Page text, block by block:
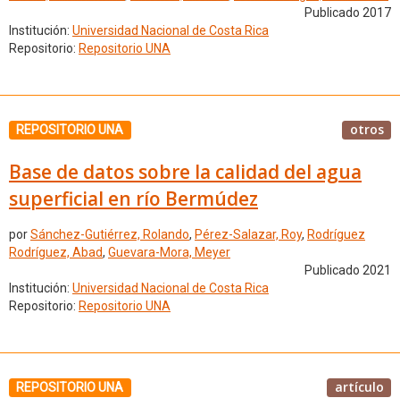
Publicado 2017
Institución: Universidad Nacional de Costa Rica
Repositorio: Repositorio UNA
REPOSITORIO UNA otros
Base de datos sobre la calidad del agua
superficial en río Bermúdez
porSánchez-Gutiérrez, Rolando, Pérez-Salazar, Roy, Rodríguez
Rodríguez, Abad, Guevara-Mora, Meyer
Publicado 2021
Institución: Universidad Nacional de Costa Rica
Repositorio: Repositorio UNA
REPOSITORIO UNA artículo